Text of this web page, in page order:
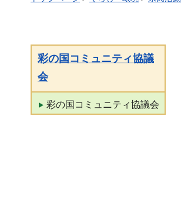
彩の国コミュニティ協議
会
彩の国コミュニティ協議会